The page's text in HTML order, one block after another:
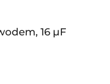
16 µF